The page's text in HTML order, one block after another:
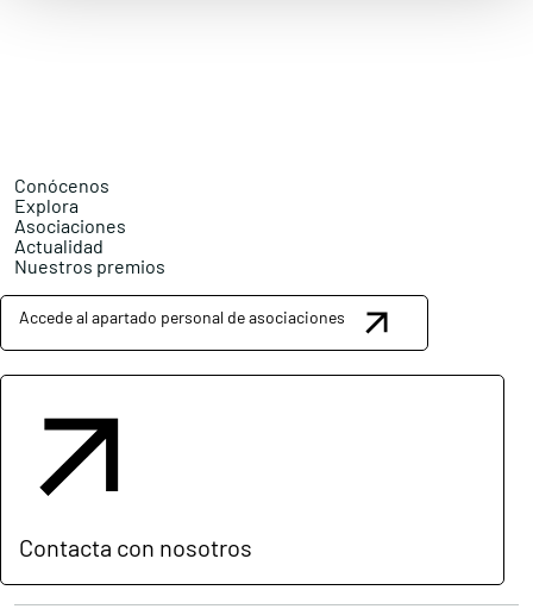
Conócenos
Explora
Asociaciones
Actualidad
Nuestros premios
Accede al apartado personal de asociaciones
Contacta con nosotros